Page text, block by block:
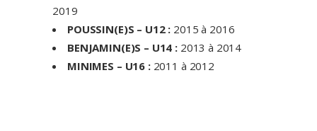
2019
POUSSIN(E)S – U12 : 2015 à 2016
BENJAMIN(E)S – U14 : 2013 à 2014
MINIMES – U16 :2011 à 2012